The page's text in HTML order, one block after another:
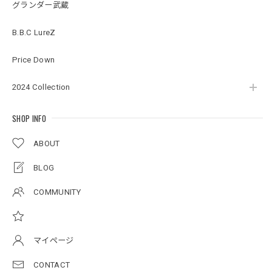
グランダー武蔵
B.B.C LureZ
Price Down
2024 Collection
SHOP INFO
ABOUT
BLOG
COMMUNITY
マイページ
CONTACT